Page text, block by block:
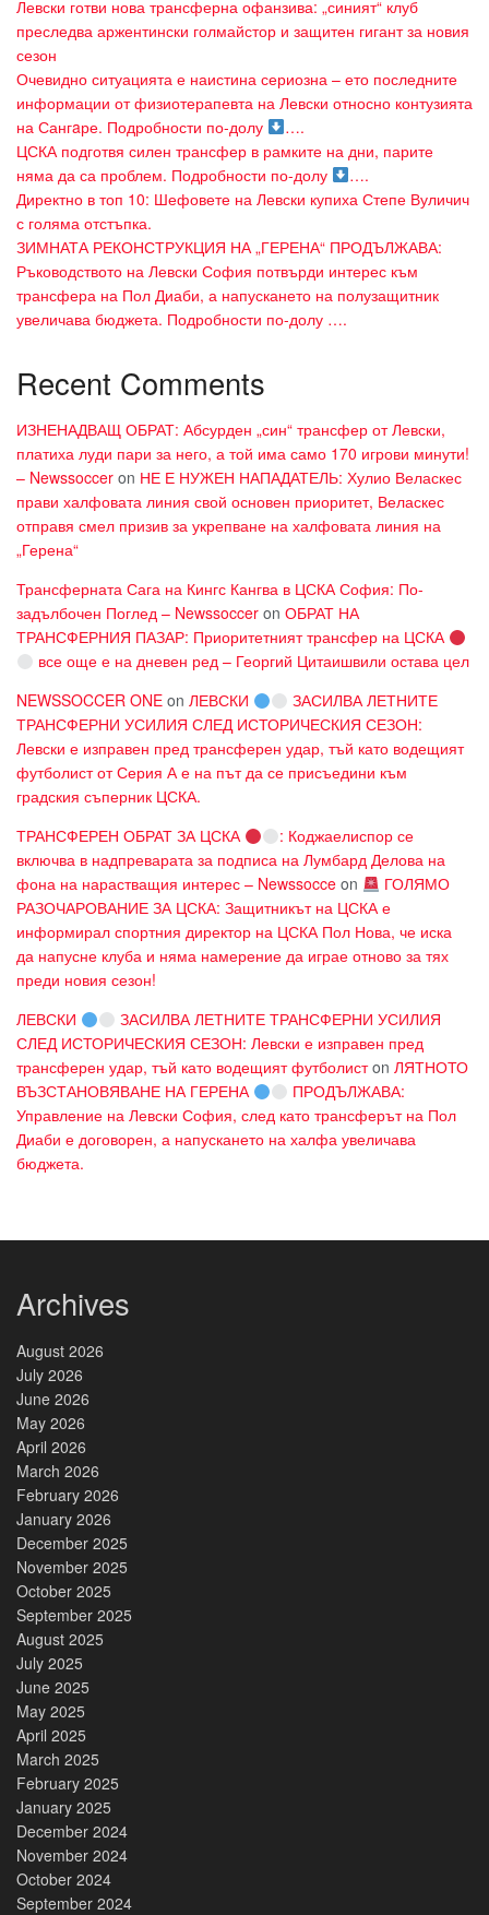
Левски готви нова трансферна офанзива: „синият“ клуб
преследва аржентински голмайстор и защитен гигант за новия
сезон
Очевидно ситуацията е наистина сериозна – ето последните
информации от физиотерапевта на Левски относно контузията
на Сангaре. Подробности по-долу
….
ЦСКА подготвя силен трансфер в рамките на дни, парите
няма да са проблем. Подробности по-долу
….
Директно в топ 10: Шефовете на Левски купиха Степе Вуличич
с голяма отстъпка.
ЗИМНАТА РЕКОНСТРУКЦИЯ НА „ГЕРЕНА“ ПРОДЪЛЖАВА:
Ръководството на Левски София потвърди интерес към
трансфера на Пол Диаби, а напускането на полузащитник
увеличава бюджета. Подробности по-долу ….
Recent Comments
ИЗНЕНАДВАЩ ОБРАТ: Абсурден „син“ трансфер от Левски,
платиха луди пари за него, а той има само 170 игрови минути!
– Newssoccer on НЕ Е НУЖЕН НАПАДАТЕЛЬ: Хулио Веласкес
прави халфовата линия свой основен приоритет, Веласкес
отправя смел призив за укрепване на халфовата линия на
„Герена“
Трансферната Сага на Кингс Кангва в ЦСКА София: По-
задълбочен Поглед – Newssoccer on ОБРАТ НА
ТРАНСФЕРНИЯ ПАЗАР: Приоритетният трансфер на ЦСКА
все още е на дневен ред – Георгий Цитаишвили остава цел
NEWSSOCCER ONE on ЛЕВСКИ
ЗАСИЛВА ЛЕТНИТЕ
ТРАНСФЕРНИ УСИЛИЯ СЛЕД ИСТОРИЧЕСКИЯ СЕЗОН:
Левски е изправен пред трансферен удар, тъй като водещият
футболист от Серия А е на път да се присъедини към
градския съперник ЦСКА.
ТРАНСФЕРЕН ОБРАТ ЗА ЦСКА
: Коджаелиспор се
включва в надпреварата за подписа на Лумбард Делова на
фона на нарастващия интерес – Newssocce on
ГОЛЯМО
РАЗОЧАРОВАНИЕ ЗА ЦСКА: Защитникът на ЦСКА е
информирал спортния директор на ЦСКА Пол Нова, че иска
да напусне клуба и няма намерение да играе отново за тях
преди новия сезон!
ЛЕВСКИ
ЗАСИЛВА ЛЕТНИТЕ ТРАНСФЕРНИ УСИЛИЯ
СЛЕД ИСТОРИЧЕСКИЯ СЕЗОН: Левски е изправен пред
трансферен удар, тъй като водещият футболистon ЛЯТНОТО
ВЪЗСТАНОВЯВАНЕ НА ГЕРЕНА
ПРОДЪЛЖАВА:
Управление на Левски София, след като трансферът на Пол
Диаби е договорен, а напускането на халфа увеличава
бюджета.
Archives
August 2026
July 2026
June 2026
May 2026
April 2026
March 2026
February 2026
January 2026
December 2025
November 2025
October 2025
September 2025
August 2025
July 2025
June 2025
May 2025
April 2025
March 2025
February 2025
January 2025
December 2024
November 2024
October 2024
September 2024